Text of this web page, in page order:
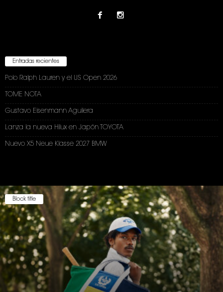
Entradas recientes
Polo Ralph Lauren y el US Open 2026
TOME NOTA
Gustavo Eisenmann Aguilera
Lanza la nueva Hilux en Japón TOYOTA
Nuevo X5 Neue Klasse 2027 BMW
Block title